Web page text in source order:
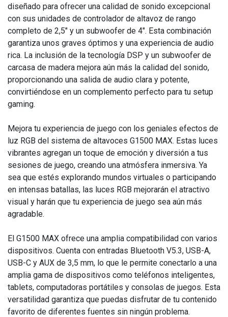
diseñado para ofrecer una calidad de sonido excepcional
con sus unidades de controlador de altavoz de rango
completo de 2,5" y un subwoofer de 4". Esta combinación
garantiza unos graves óptimos y una experiencia de audio
rica. La inclusión de la tecnología DSP y un subwoofer de
carcasa de madera mejora aún más la calidad del sonido,
proporcionando una salida de audio clara y potente,
convirtiéndose en un complemento perfecto para tu setup
gaming.
Mejora tu experiencia de juego con los geniales efectos de
luz RGB del sistema de altavoces G1500 MAX. Estas luces
vibrantes agregan un toque de emoción y diversión a tus
sesiones de juego, creando una atmósfera inmersiva. Ya
sea que estés explorando mundos virtuales o participando
en intensas batallas, las luces RGB mejorarán el atractivo
visual y harán que tu experiencia de juego sea aún más
agradable.
El G1500 MAX ofrece una amplia compatibilidad con varios
dispositivos. Cuenta con entradas Bluetooth V5.3, USB-A,
USB-C y AUX de 3,5 mm, lo que le permite conectarlo a una
amplia gama de dispositivos como teléfonos inteligentes,
tablets, computadoras portátiles y consolas de juegos. Esta
versatilidad garantiza que puedas disfrutar de tu contenido
favorito de diferentes fuentes sin ningún problema.